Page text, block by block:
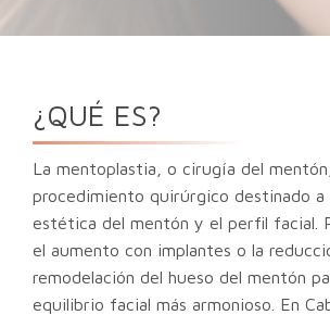
¿QUÉ ES?
La mentoplastia, o cirugía del
procedimiento quirúrgico destinado a
estética del mentón y el perfil facial.
el aumento con implantes o la
remodelación del hueso del mentón
equilibrio facial más armonioso. En